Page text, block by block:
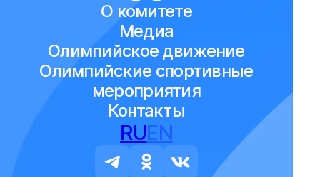
О комитете
Медиа
Олимпийское движение
Олимпийские спортивные
мероприятия
Контакты
RUEN